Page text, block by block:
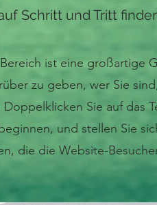
Schritt und Tritt
ist eine großartige
zu geben, wer Sie
Sie auf das
und stellen Sie
die die Website-